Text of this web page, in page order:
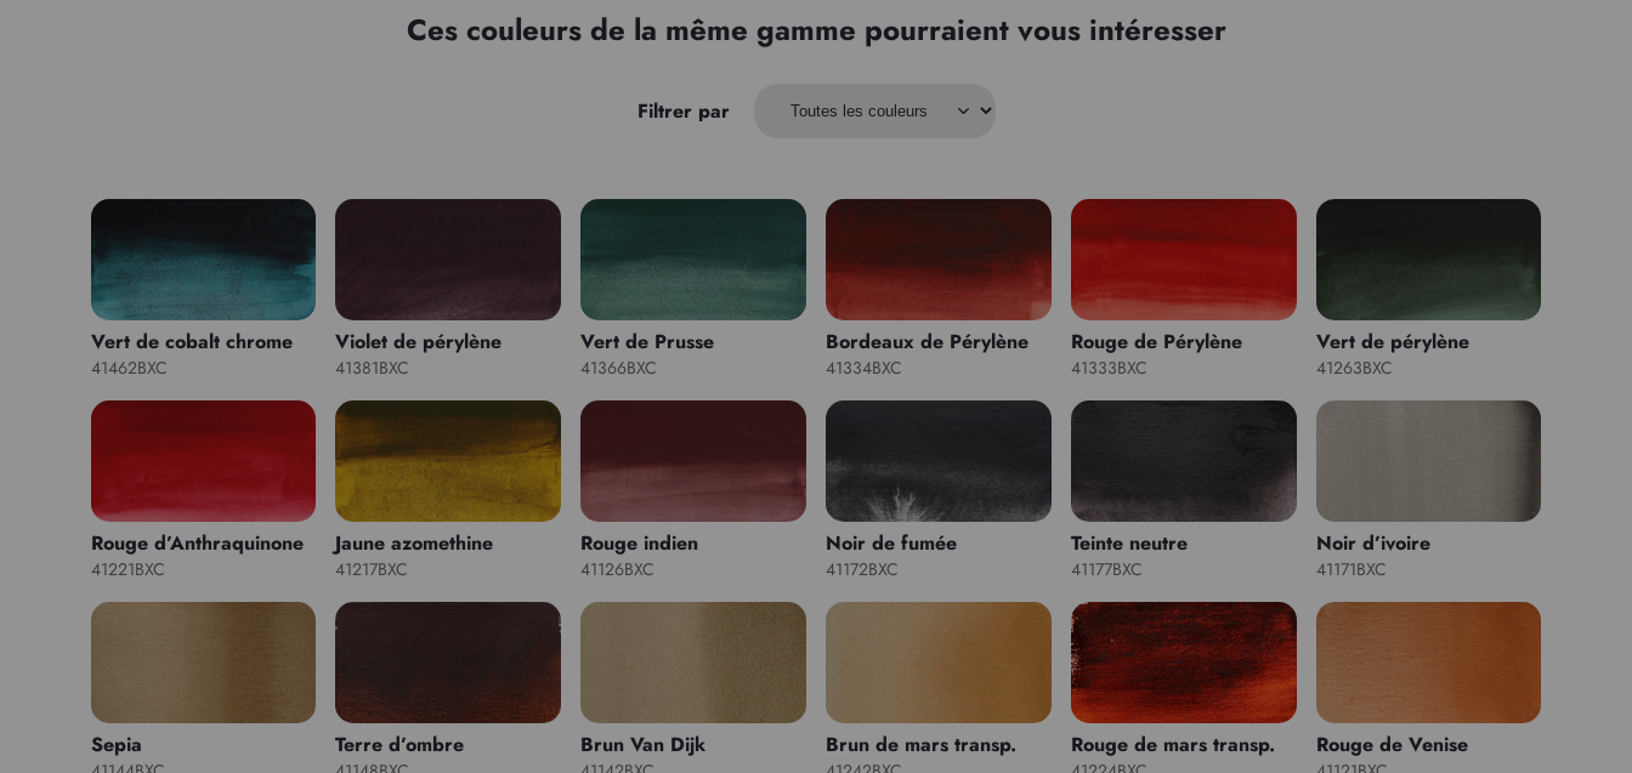
Ces couleurs de la même gamme pourraient vous intéresser
Filtrer par
Vert de cobalt chrome
41462BXC
Violet de pérylène
41381BXC
Vert de Prusse
41366BXC
Bordeaux de Pérylène
41334BXC
Rouge de Pérylène
41333BXC
Vert de pérylène
41263BXC
Rouge d’Anthraquinone
41221BXC
Jaune azomethine
41217BXC
Rouge indien
41126BXC
Noir de fumée
41172BXC
Teinte neutre
41177BXC
Noir d’ivoire
41171BXC
Sepia Terre d’ombre Brun Van Dijk Brun de mars transp. Rouge de mars transp. Rouge de Venise